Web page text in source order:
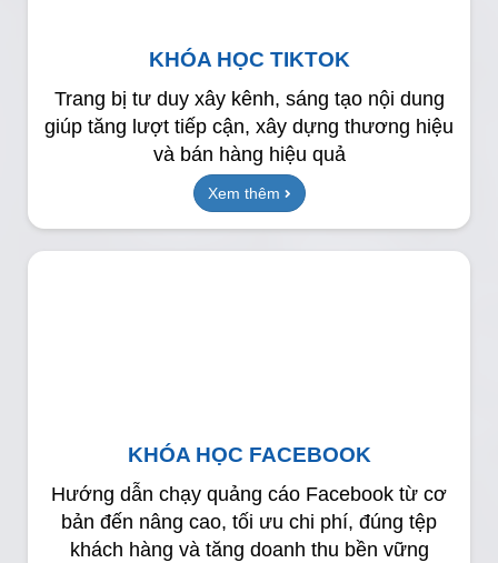
KHÓA HỌC TIKTOK
Trang bị tư duy xây kênh, sáng tạo nội dung
giúp tăng lượt tiếp cận, xây dựng thương hiệu
và bán hàng hiệu quả
Xem thêm
KHÓA HỌC FACEBOOK
Hướng dẫn chạy quảng cáo Facebook từ cơ
bản đến nâng cao, tối ưu chi phí, đúng tệp
khách hàng và tăng doanh thu bền vững